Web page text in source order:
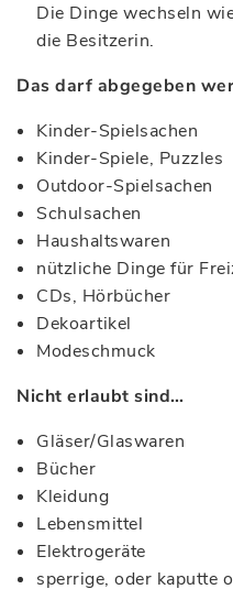
Die Dinge wechseln
die Besitzerin.
Das darf abgegeben
Kinder-Spielsachen
Kinder-Spiele, Puzzles
Outdoor-Spielsachen
Schulsachen
Haushaltswaren
nützliche Dinge für
CDs, Hörbücher
Dekoartikel
Modeschmuck
Nicht erlaubt sind…
Gläser/Glaswaren
Bücher
Kleidung
Lebensmittel
Elektrogeräte
sperrige, oder kaputte